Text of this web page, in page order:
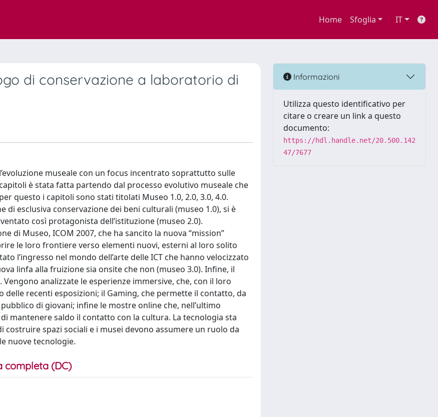
Home Sfoglia IT
di conservazione a laboratorio di
museale con un focus incentrato soprattutto sulle
è stata fatta partendo dal processo evolutivo museale che
questo i capitoli sono stati titolati Museo 1.0, 2.0, 3.0, 4.0.
esclusiva conservazione dei beni culturali (museo 1.0), si è
così protagonista dell’istituzione (museo 2.0).
di Museo, ICOM 2007, che ha sancito la nuova “mission”
le loro frontiere verso elementi nuovi, esterni al loro solito
l’ingresso nel mondo dell’arte delle ICT che hanno velocizzato
linfa alla fruizione sia onsite che non (museo 3.0). Infine, il
analizzate le esperienze immersive, che, con il loro
recenti esposizioni; il Gaming, che permette il contatto, da
di giovani; infine le mostre online che, nell’ultimo
mantenere saldo il contatto con la cultura. La tecnologia sta
spazi sociali e i musei devono assumere un ruolo da
nuove tecnologie.
completa (DC)
Informazioni
Utilizza questo identificativo per
citare o creare un link a questo
documento:
https://hdl.handle.net/20.500.142
47/7677